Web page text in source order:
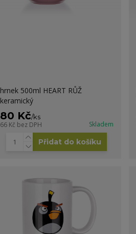
hrnek 500ml HEART RŮŽ
keramický
80 Kč/ks
66 Kč bez DPH Skladem
Přidat do košíku